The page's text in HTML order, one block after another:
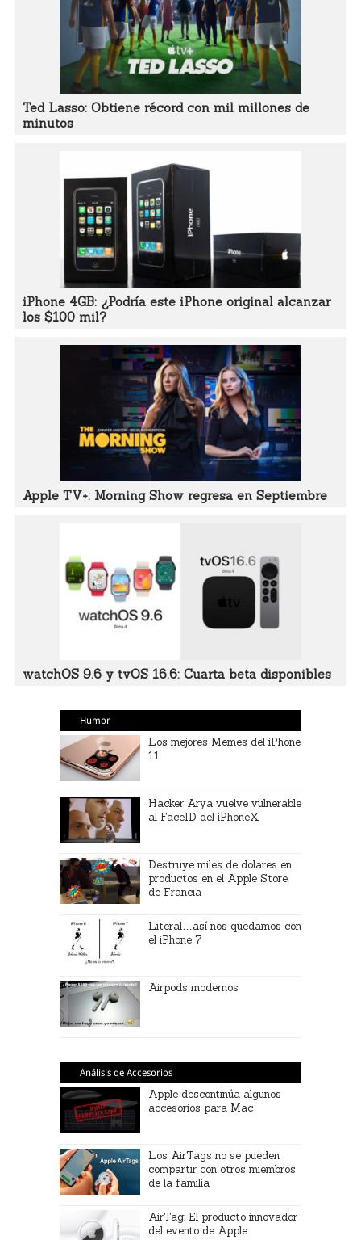
Ted Lasso: Obtiene récord con mil millones de
minutos
iPhone 4GB: ¿Podría este iPhone original alcanzar
los $100 mil?
Apple TV+: Morning Show regresa en Septiembre
watchOS 9.6 y tvOS 16.6: Cuarta beta disponibles
Humor
Los mejores Memes del iPhone
11
Hacker Arya vuelve vulnerable
al FaceID del iPhoneX
Destruye miles de dolares en
productos en el Apple Store
de Francia
Literal…así nos quedamos con
el iPhone 7
Airpods modernos
Análisis de Accesorios
Apple descontinúa algunos
accesorios para Mac
Los AirTags no se pueden
compartir con otros miembros
de la familia
AirTag: El producto innovador
del evento de Apple